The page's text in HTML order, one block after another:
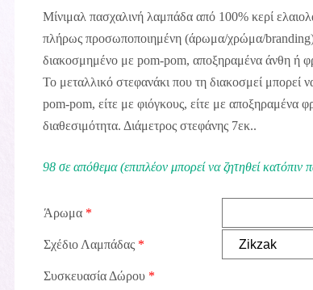
Μίνιμαλ πασχαλινή λαμπάδα από 100% κερί
πλήρως προσωποποιημένη (άρωμα/χρώμα/branding)
διακοσμημένο με pom-pom, αποξηραμένα άνθη ή
Το μεταλλικό στεφανάκι που τη διακοσμεί μπορεί
pom-pom, είτε με φιόγκους, είτε με αποξηραμένα
διαθεσιμότητα. Διάμετρος στεφάνης 7εκ..
98 σε απόθεμα (επιπλέον μπορεί να ζητηθεί κατόπιν
Άρωμα *
Σχέδιο Λαμπάδας *
Συσκευασία Δώρου *